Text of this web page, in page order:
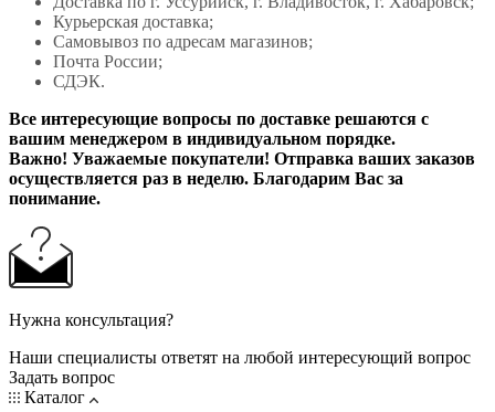
Курьерская доставка;
Самовывоз по адресам магазинов;
Почта России;
СДЭК.
Все интересующие вопросы по доставке решаются с
вашим менеджером в индивидуальном порядке.
Важно! Уважаемые покупатели! Отправка ваших заказов
осуществляется раз в неделю. Благодарим Вас за
понимание.
Нужна консультация?
Наши специалисты ответят на любой интересующий вопрос
Задать вопрос
Каталог